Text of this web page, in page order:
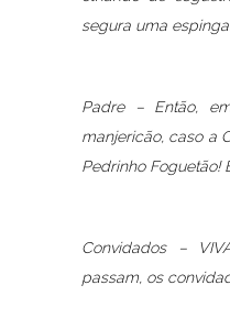
segura uma
Padre – Então,
manjericão, caso a
Pedrinho Foguetão!
Convidados –
passam, os